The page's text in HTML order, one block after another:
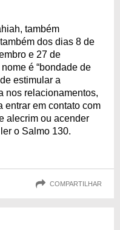
também
dos dias 8 de
e 27 de
é “bondade de
estimular a
nos relacionamentos,
entrar em contato com
alecrim ou acender
o Salmo 130.
COMPARTILHAR